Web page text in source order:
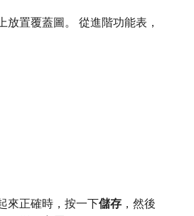
放置覆蓋圖。 從進階功能表，
來正確時，按一下​儲存 ，然後